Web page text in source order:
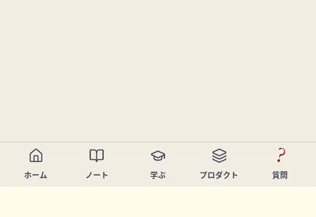
ホーム ノート 学ぶ プロダクト
?
質問